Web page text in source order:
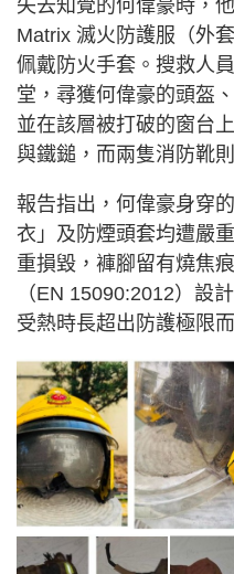
失去知覺的何偉豪時，
Matrix 滅火防護服（外
佩戴防火手套。搜救人
堂，尋獲何偉豪的頭盔
並在該層被打破的窗台
與鐵鎚，而兩隻消防靴
報告指出，何偉豪身穿
衣」及防煙頭套均遭嚴
重損毀，褲腳留有燒焦
（EN 15090:2012）設
受熱時長超出防護極限